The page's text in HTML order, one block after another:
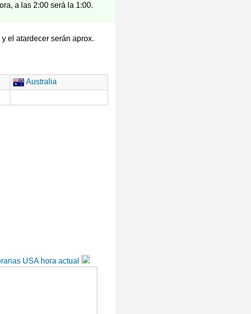
a las 2:00 será la 1:00.
el atardecer serán aprox.
Australia
USA hora actual